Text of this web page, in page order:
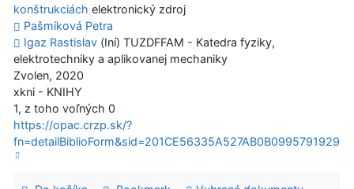
konštrukciách elektronický zdroj
Pašmíková Petra
Igaz Rastislav (Iní) TUZDFFAM - Katedra fyziky,
elektrotechniky a aplikovanej mechaniky
Zvolen, 2020
xkni - KNIHY
1, z toho voľných 0
https://opac.crzp.sk/?
fn=detailBiblioForm&sid=201CE56335A527AB0B0995791929